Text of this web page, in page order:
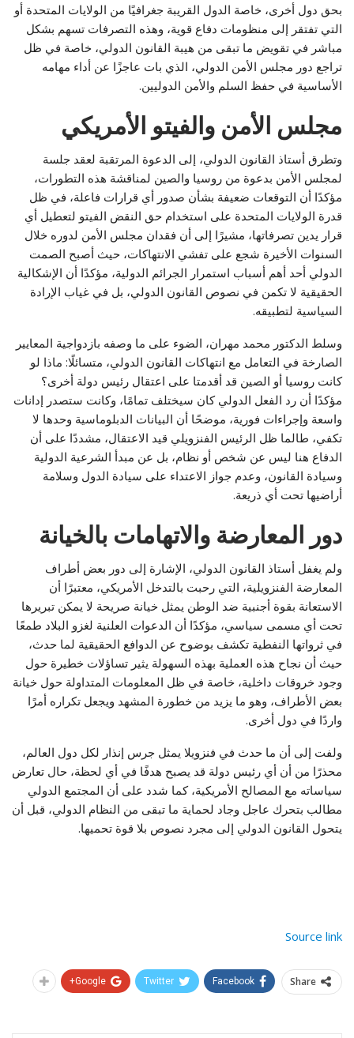
بحق دول أخرى، خاصة الدول القريبة جغرافيًا من الولايات المتحدة أو
التي تفتقر إلى منظومات دفاع قوية، وهذه التصرفات تسهم بشكل
مباشر في تقويض ما تبقى من هيبة القانون الدولي، خاصة في ظل
تراجع دور مجلس الأمن الدولي، الذي بات عاجزًا عن أداء مهامه
الأساسية في حفظ السلم والأمن الدوليين.
مجلس الأمن والفيتو الأمريكي
وتطرق أستاذ القانون الدولي، إلى الدعوة المرتقبة لعقد جلسة
لمجلس الأمن بدعوة من روسيا والصين لمناقشة هذه التطورات،
مؤكدًا أن التوقعات ضعيفة بشأن صدور أي قرارات فاعلة، في ظل
قدرة الولايات المتحدة على استخدام حق النقض الفيتو لتعطيل أي
قرار يدين تصرفاتها، مشيرًا إلى أن فقدان مجلس الأمن لدوره خلال
السنوات الأخيرة شجع على تفشي الانتهاكات، حيث أصبح الصمت
الدولي أحد أهم أسباب استمرار الجرائم الدولية، مؤكدًا أن الإشكالية
الحقيقية لا تكمن في نصوص القانون الدولي، بل في غياب الإرادة
السياسية لتطبيقه.
وسلط الدكتور محمد مهران، الضوء على ما وصفه بازدواجية المعايير
الصارخة في التعامل مع انتهاكات القانون الدولي، متسائلًا: ماذا لو
كانت روسيا أو الصين قد أقدمتا على اعتقال رئيس دولة أخرى؟
مؤكدًا أن رد الفعل الدولي كان سيختلف تمامًا، وكانت ستصدر إدانات
واسعة وإجراءات فورية، موضحًا أن البيانات الدبلوماسية وحدها لا
تكفي، طالما ظل الرئيس الفنزويلي قيد الاعتقال، مشددًا على أن
الدفاع هنا ليس عن شخص أو نظام، بل عن مبدأ الشرعية الدولية
وسيادة القانون، وعدم جواز الاعتداء على سيادة الدول وسلامة
أراضيها تحت أي ذريعة.
دور المعارضة والاتهامات بالخيانة
ولم يغفل أستاذ القانون الدولي، الإشارة إلى دور بعض أطراف
المعارضة الفنزويلية، التي رحبت بالتدخل الأمريكي، معتبرًا أن
الاستعانة بقوة أجنبية ضد الوطن يمثل خيانة صريحة لا يمكن تبريرها
تحت أي مسمى سياسي، مؤكدًا أن الدعوات العلنية لغزو البلاد طمعًا
في ثرواتها النفطية تكشف بوضوح عن الدوافع الحقيقية لما حدث،
حيث أن نجاح هذه العملية بهذه السهولة يثير تساؤلات خطيرة حول
وجود خروقات داخلية، خاصة في ظل المعلومات المتداولة حول خيانة
بعض الأطراف، وهو ما يزيد من خطورة المشهد ويجعل تكراره أمرًا
واردًا في دول أخرى.
ولفت إلى أن ما حدث في فنزويلا يمثل جرس إنذار لكل دول العالم،
محذرًا من أن أي رئيس دولة قد يصبح هدفًا في أي لحظة، حال تعارض
سياساته مع المصالح الأمريكية، كما شدد على أن المجتمع الدولي
مطالب بتحرك عاجل وجاد لحماية ما تبقى من النظام الدولي، قبل أن
يتحول القانون الدولي إلى مجرد نصوص بلا قوة تحميها.
Source link
Share
Facebook
Twitter
Google+